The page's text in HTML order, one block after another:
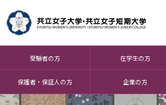
受験者の方 在学生の方
保護者・保証人の方 企業の方